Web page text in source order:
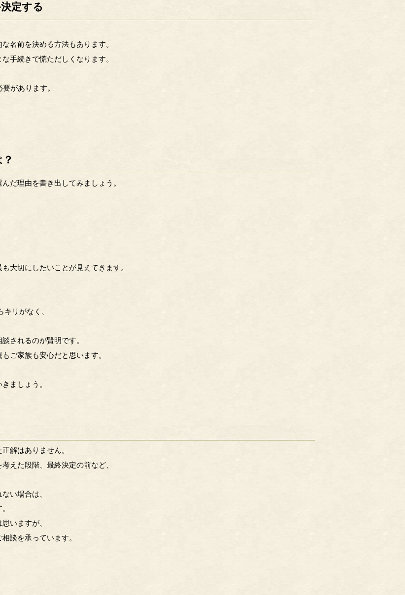
定する
名前を決める方法もあります。
手続きで慌ただしくなります。
があります。
だ理由を書き出してみましょう。
大切にしたいことが見えてきます。
リがなく、
されるのが賢明です。
ご家族も安心だと思います。
ましょう。
解はありません。
えた段階、最終決定の前など、
い場合は、
いますが、
談を承っています。